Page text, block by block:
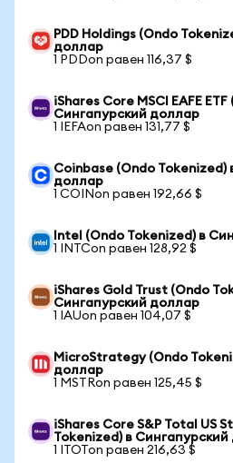
PDD Holdings (Ondo
доллар
1 PDDon равен 116,37 $
iShares Core MSCI EAFE
Сингапурский доллар
1 IEFAon равен 131,77 $
Coinbase (Ondo Tokenized)
доллар
1 COINon равен 192,66 $
Intel (Ondo Tokenized) в
1 INTCon равен 128,92 $
iShares Gold Trust (Ondo
Сингапурский доллар
1 IAUon равен 104,07 $
MicroStrategy (Ondo
доллар
1 MSTRon равен 125,45 $
iShares Core S&P Total US
Tokenized) в
1 ITOTon равен 216,63 $